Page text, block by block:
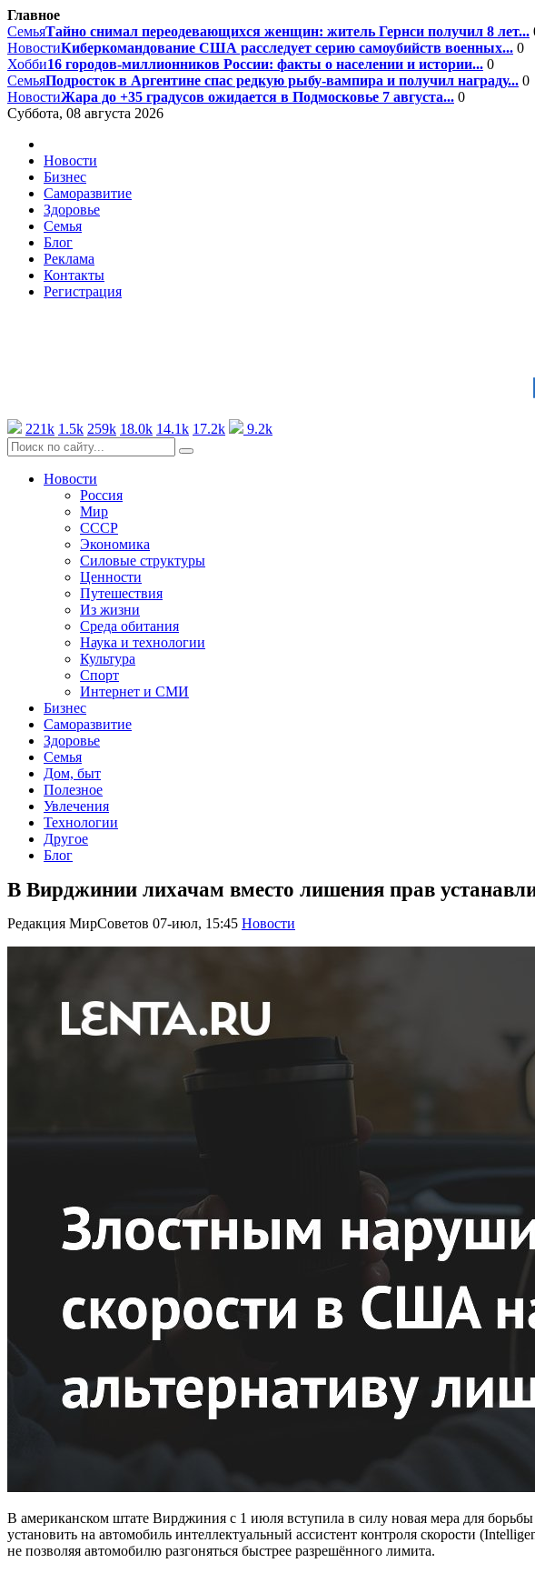
Главное
СемьяТайно снимал переодевающихся женщин: житель Гернси получил 8 лет...
НовостиКиберкомандование США расследует серию самоубийств военных... 0
Хобби16 городов-миллионников России: факты о населении и истории... 0
СемьяПодросток в Аргентине спас редкую рыбу-вампира и получил награду... 0
НовостиЖара до +35 градусов ожидается в Подмосковье 7 августа... 0
Суббота, 08 августа 2026
Новости
Бизнес
Саморазвитие
Здоровье
Семья
Блог
Реклама
Контакты
Регистрация
221k 1.5k 259k 18.0k 14.1k 17.2k 9.2k
Новости
Россия
Мир
СССР
Экономика
Силовые структуры
Ценности
Путешествия
Из жизни
Среда обитания
Наука и технологии
Культура
Спорт
Интернет и СМИ
Бизнес
Саморазвитие
Здоровье
Семья
Дом, быт
Полезное
Увлечения
Технологии
Другое
Блог
В Вирджинии лихачам вместо лишения прав
Редакция МирСоветов 07-июл, 15:45 Новости
В американском штате Вирджиния с 1 июля вступила в силу новая мера для
установить на автомобиль интеллектуальный ассистент контроля скорости
не позволяя автомобилю разгоняться быстрее разрешённого лимита.